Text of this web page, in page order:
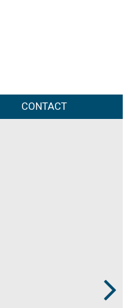
CONTACT